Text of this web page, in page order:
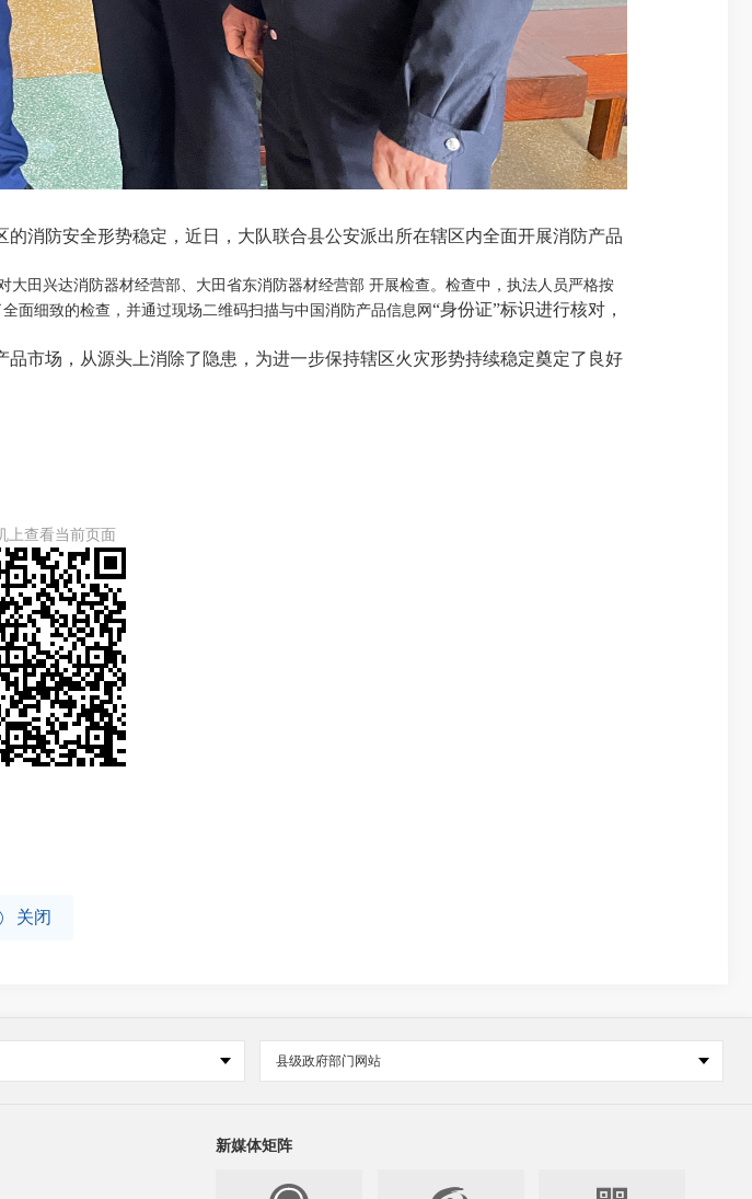
消防安全形势稳定，近日，大队联合县公安派出所在辖区内全面开展消防产品
大田兴达消防器材经营部、大田省东消防器材经营部 开展检查。检查中，执法人员严格按
面细致的检查，并通过现场二维码扫描与中国消防产品信息网 “身份证”标识进行核对，
市场，从源头上消除了隐患，为进一步保持辖区火灾形势持续稳定奠定了良好
上查看当前页面
关闭
县级政府部门网站
新媒体矩阵